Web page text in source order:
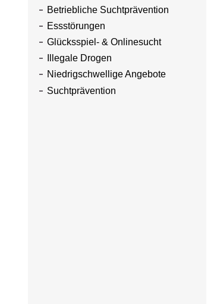
Betriebliche Suchtprävention
Essstörungen
Glücksspiel- & Onlinesucht
Illegale Drogen
Niedrigschwellige Angebote
Suchtprävention